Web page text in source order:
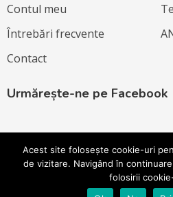
Contul meu
Întrebări frecvente
Contact
Urmărește-ne pe Facebook
Acest site folosește cookie-uri
de vizitare. Navigând în
folosirii